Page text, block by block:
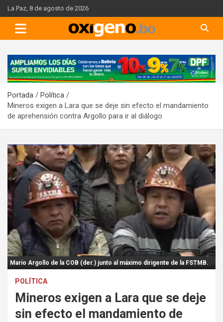
Skip
to
content
La Paz, 8 de agosto de 2026
A
d
e
r
t
s
e
m
e
:
Portada
Política
Mineros exigen a Lara que se deje sin efecto el mandamiento
de aprehensión contra Argollo para ir al diálogo
Mario Argollo de la COB (der.) junto al máximo dirigente de la FSTMB.
POLÍTICA
Mineros exigen a Lara que se deje
sin efecto el mandamiento de